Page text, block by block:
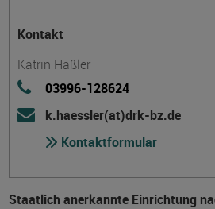
Kontakt
Katrin Häßler
03996-128624
k.haessler(at)drk-bz.de
Kontaktformular
Staatlich anerkannte Einrichtung